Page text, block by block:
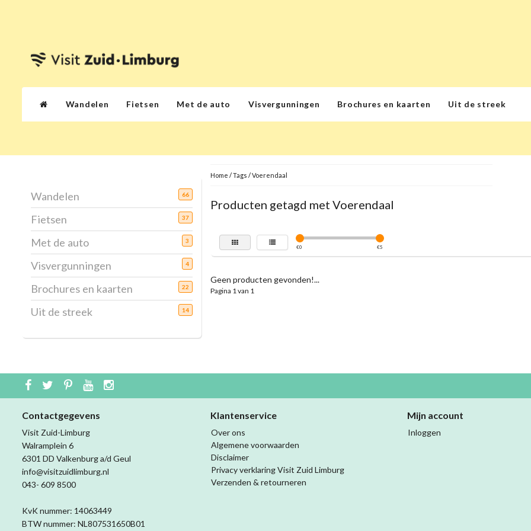
Wandelen Fietsen Met de auto Visvergunningen Brochures en kaarten Uit de streek
Wandelen 66
Fietsen 37
Met de auto 3
Visvergunningen 4
Brochures en kaarten 22
Uit de streek 14
Home /Tags /Voerendaal
Producten getagd met Voerendaal
€0 €5
Geen producten gevonden!...
Pagina 1 van 1
Contactgegevens
Visit Zuid-Limburg
Walramplein 6
6301 DD Valkenburg a/d Geul
info@visitzuidlimburg.nl
043- 609 8500
KvK nummer: 14063449
BTW nummer: NL807531650B01
Klantenservice
Over ons
Algemene voorwaarden
Disclaimer
Privacy verklaring Visit Zuid Limburg
Verzenden & retourneren
Mijn account
Inloggen